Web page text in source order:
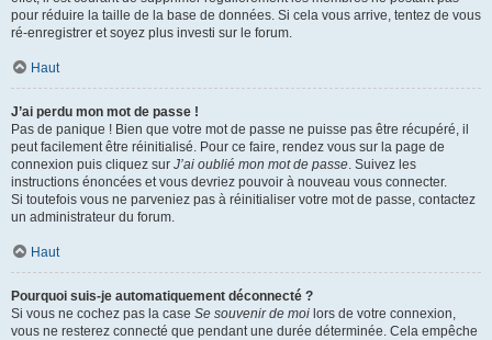
pour réduire la taille de la base de données. Si cela vous arrive, tentez de vous
ré-enregistrer et soyez plus investi sur le forum.
Haut
J’ai perdu mon mot de passe !
Pas de panique ! Bien que votre mot de passe ne puisse pas être récupéré, il
peut facilement être réinitialisé. Pour ce faire, rendez vous sur la page de
connexion puis cliquez sur J’ai oublié mon mot de passe. Suivez les
instructions énoncées et vous devriez pouvoir à nouveau vous connecter.
Si toutefois vous ne parveniez pas à réinitialiser votre mot de passe, contactez
un administrateur du forum.
Haut
Pourquoi suis-je automatiquement déconnecté ?
Si vous ne cochez pas la case Se souvenir de moi lors de votre connexion,
vous ne resterez connecté que pendant une durée déterminée. Cela empêche